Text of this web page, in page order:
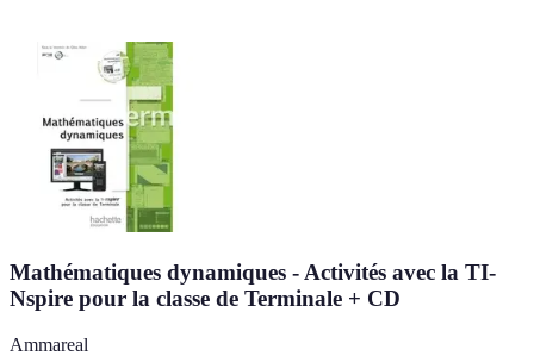
Mathématiques dynamiques - Activités avec la TI-
Nspire pour la classe de Terminale + CD
Ammareal